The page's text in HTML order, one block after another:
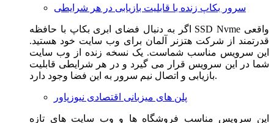
سرور بکاپ زنده با قابلیت بازیابی در هر شرایطی
اگر به دنبال فضای ابری بکاپ با حافظه SSD Nvme واقعی
قدرتمند از شرکت هتزنر آلمان برای وب سایت خود هستید.
این سرویس مناسب شماست. یک نسخه زنده از وب سایت
شما در این سرویس قرار می گیرد و در هر شرایطی قابلیت
بازیابی و اتصال نیم سرور به این فضا وجود دارد.
پلن های میزبانی اقتصادی نیوزپاور
این سرویس مناسب فروشگاه ها و وب سایت های تازه